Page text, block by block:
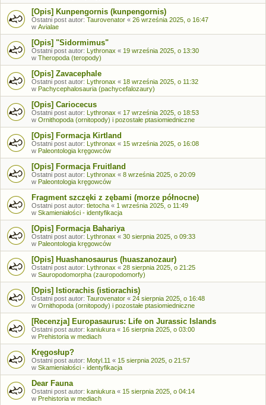
[Opis] Kunpengornis (kunpengornis)
Ostatni post autor: Taurovenator « 26 września 2025, o 16:47
w Avialae
[Opis] "Sidormimus"
Ostatni post autor: Lythronax « 19 września 2025, o 13:30
w Theropoda (teropody)
[Opis] Zavacephale
Ostatni post autor: Lythronax « 18 września 2025, o 11:32
w Pachycephalosauria (pachycefalozaury)
[Opis] Cariocecus
Ostatni post autor: Lythronax « 17 września 2025, o 18:53
w Ornithopoda (ornitopody) i pozostałe ptasiomiedniczne
[Opis] Formacja Kirtland
Ostatni post autor: Lythronax « 15 września 2025, o 16:08
w Paleontologia kręgowców
[Opis] Formacja Fruitland
Ostatni post autor: Lythronax « 8 września 2025, o 20:09
w Paleontologia kręgowców
Fragment szczęki z zębami (morze północne)
Ostatni post autor: tletocha « 1 września 2025, o 11:49
w Skamieniałości - identyfikacja
[Opis] Formacja Bahariya
Ostatni post autor: Lythronax « 30 sierpnia 2025, o 09:33
w Paleontologia kręgowców
[Opis] Huashanosaurus (huaszanozaur)
Ostatni post autor: Lythronax « 28 sierpnia 2025, o 21:25
w Sauropodomorpha (zauropodomorfy)
[Opis] Istiorachis (istiorachis)
Ostatni post autor: Taurovenator « 24 sierpnia 2025, o 16:48
w Ornithopoda (ornitopody) i pozostałe ptasiomiedniczne
[Recenzja] Europasaurus: Life on Jurassic Islands
Ostatni post autor: kaniukura « 16 sierpnia 2025, o 03:00
w Prehistoria w mediach
Kręgosłup?
Ostatni post autor: Motyl.11 « 15 sierpnia 2025, o 21:57
w Skamieniałości - identyfikacja
Dear Fauna
Ostatni post autor: kaniukura « 15 sierpnia 2025, o 04:14
w Prehistoria w mediach